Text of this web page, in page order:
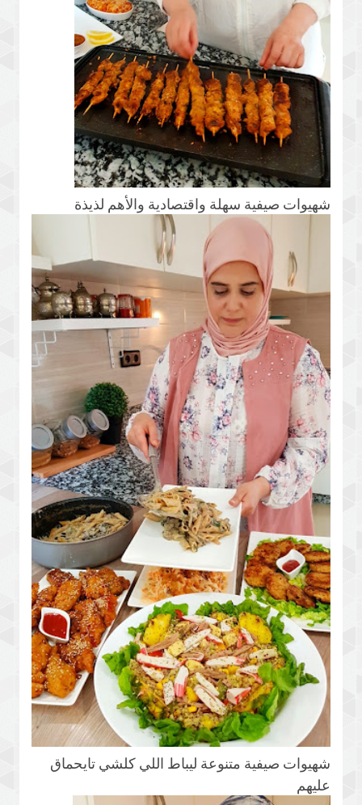
شهيوات صيفية سهلة واقتصادية والأهم لذيذة
شهيوات صيفية متنوعة ليباط اللي كلشي تايحماق
عليهم